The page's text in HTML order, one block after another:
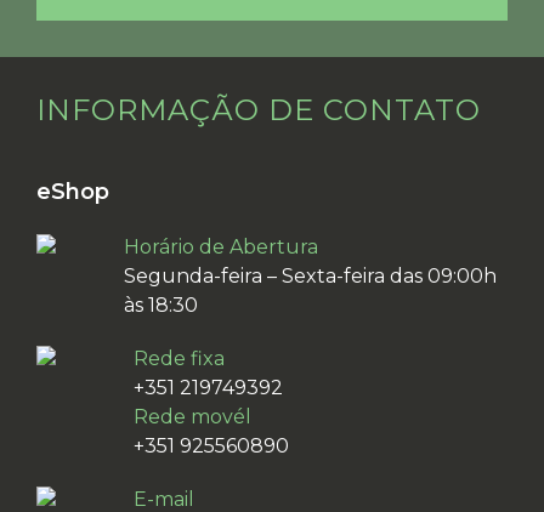
INFORMAÇÃO DE CONTATO
eShop
Horário de Abertura
Segunda-feira – Sexta-feira das 09:00h
às 18:30
Rede fixa
+351 219749392
Rede movél
+351 925560890
E-mail